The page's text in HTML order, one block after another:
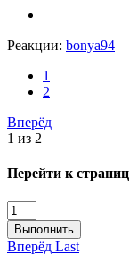
Реакции: bonya94
1
2
Вперёд
1 из 2
Перейти к
Выполнить
Вперёд Last